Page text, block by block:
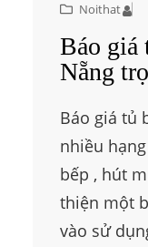
Noithat
Báo giá
Nẵng
Báo giá tủ
nhiều
bếp , hút
thiện một
vào sử